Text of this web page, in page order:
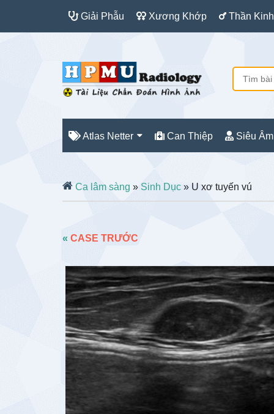
Giải Phẫu Xương Khớp Thần Kinh
Atlas Netter Can Thiệp Siêu Âm
Ca lâm sàng » Sinh Dục » U xơ tuyến vú
« CASE TRƯỚC